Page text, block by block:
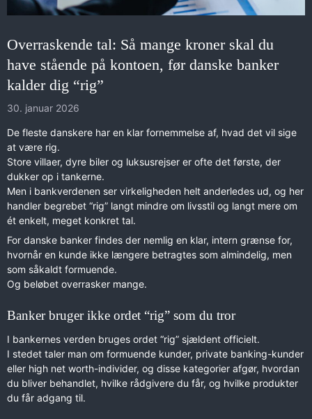
Overraskende tal: Så mange kroner skal du
have stående på kontoen, før danske banker
kalder dig “rig”
30. januar 2026
De fleste danskere har en klar fornemmelse af, hvad det vil sige
at være rig.
Store villaer, dyre biler og luksusrejser er ofte det første, der
dukker op i tankerne.
Men i bankverdenen ser virkeligheden helt anderledes ud, og her
handler begrebet “rig” langt mindre om livsstil og langt mere om
ét enkelt, meget konkret tal.
For danske banker findes der nemlig en klar, intern grænse for,
hvornår en kunde ikke længere betragtes som almindelig, men
som såkaldt formuende.
Og beløbet overrasker mange.
Banker bruger ikke ordet “rig” som du tror
I bankernes verden bruges ordet “rig” sjældent officielt.
I stedet taler man om formuende kunder, private banking-kunder
eller high net worth-individer, og disse kategorier afgør, hvordan
du bliver behandlet, hvilke rådgivere du får, og hvilke produkter
du får adgang til.